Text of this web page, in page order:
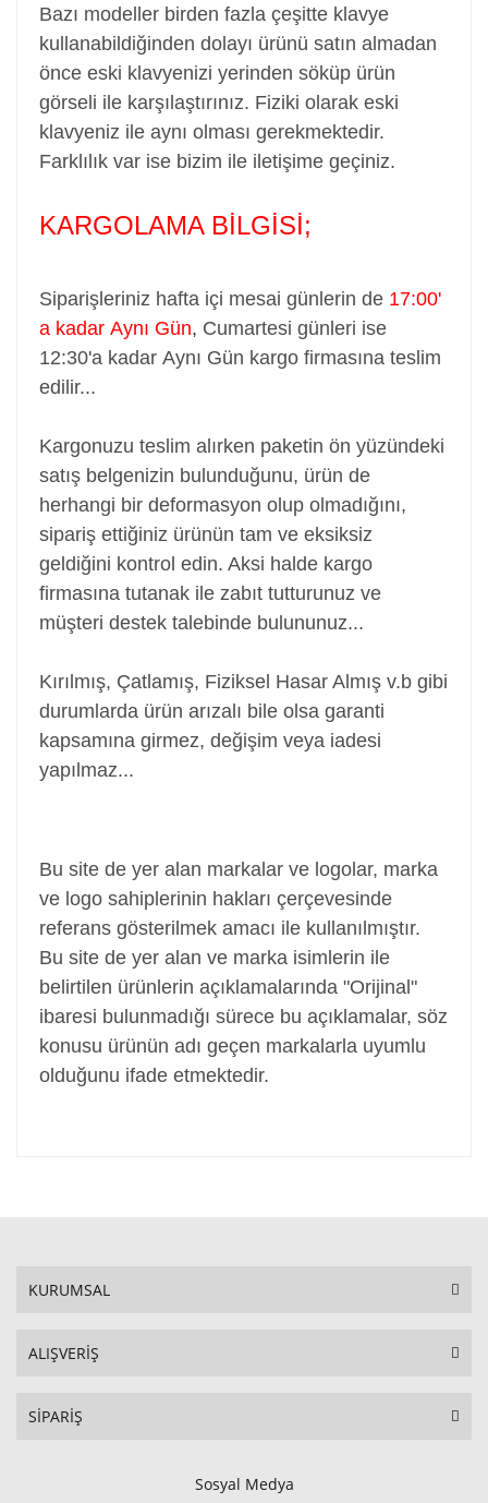
Bazı modeller birden fazla çeşitte klavye
kullanabildiğinden dolayı ürünü satın almadan
önce eski klavyenizi yerinden söküp ürün
görseli ile karşılaştırınız. Fiziki olarak eski
klavyeniz ile aynı olması gerekmektedir.
Farklılık var ise bizim ile iletişime geçiniz.
KARGOLAMA BİLGİSİ;
Siparişleriniz hafta içi mesai günlerin de 17:00'
a kadar Aynı Gün, Cumartesi günleri ise
12:30'a kadar Aynı Gün kargo firmasına teslim
edilir...
Kargonuzu teslim alırken paketin ön yüzündeki
satış belgenizin bulunduğunu, ürün de
herhangi bir deformasyon olup olmadığını,
sipariş ettiğiniz ürünün tam ve eksiksiz
geldiğini kontrol edin. Aksi halde kargo
firmasına tutanak ile zabıt tutturunuz ve
müşteri destek talebinde bulununuz...
Kırılmış, Çatlamış, Fiziksel Hasar Almış v.b gibi
durumlarda ürün arızalı bile olsa garanti
kapsamına girmez, değişim veya iadesi
yapılmaz...
Bu site de yer alan markalar ve logolar, marka
ve logo sahiplerinin hakları çerçevesinde
referans gösterilmek amacı ile kullanılmıştır.
Bu site de yer alan ve marka isimlerin ile
belirtilen ürünlerin açıklamalarında "Orijinal"
ibaresi bulunmadığı sürece bu açıklamalar, söz
konusu ürünün adı geçen markalarla uyumlu
olduğunu ifade etmektedir.
KURUMSAL
ALIŞVERİŞ
SİPARİŞ
Sosyal Medya